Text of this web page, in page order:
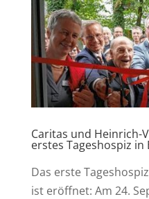
Caritas und Heinrich-
erstes Tageshospiz
Das erste
ist eröffnet: Am 24.